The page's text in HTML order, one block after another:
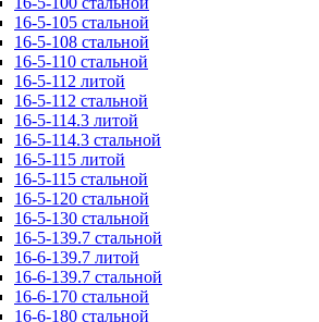
16-5-105 стальной
16-5-108 стальной
16-5-110 стальной
16-5-112 литой
16-5-112 стальной
16-5-114.3 литой
16-5-114.3 стальной
16-5-115 литой
16-5-115 стальной
16-5-120 стальной
16-5-130 стальной
16-5-139.7 стальной
16-6-139.7 литой
16-6-139.7 стальной
16-6-170 стальной
16-6-180 стальной